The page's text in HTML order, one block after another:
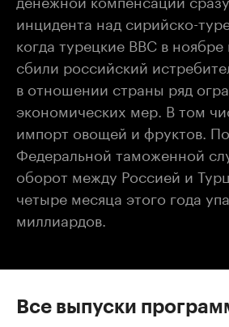
инцидента над сирийско-
когда турецкие ВВС в
сбили российский
в отношении страны ряд
экономических мер. В том
импорт овощей и фруктов.
Федеральной таможенной
оборот между Россией и
четыре месяца этого года
миллиардов.
Все выпуски